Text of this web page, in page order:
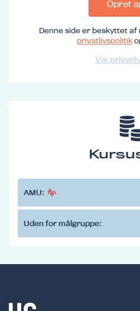
Opret
Denne side er beskyttet af
privatlivspolitik
Vis
AMU:
Uden for målgruppe: